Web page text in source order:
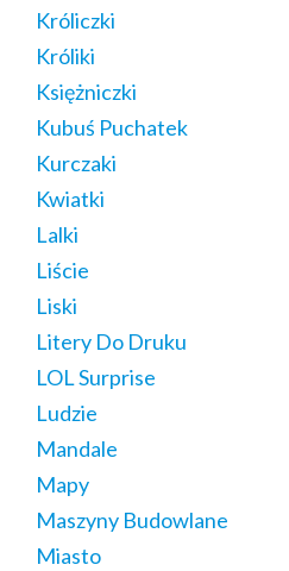
Króliczki
Króliki
Księżniczki
Kubuś Puchatek
Kurczaki
Kwiatki
Lalki
Liście
Liski
Litery Do Druku
LOL Surprise
Ludzie
Mandale
Mapy
Maszyny Budowlane
Miasto